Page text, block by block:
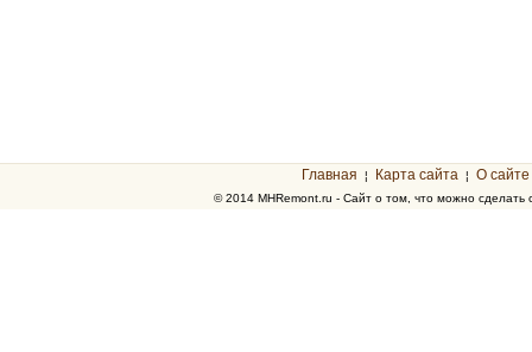
Главная ¦ Карта сайта ¦ О сайте
© 2014 MHRemont.ru - Сайт о том, что можно сделать